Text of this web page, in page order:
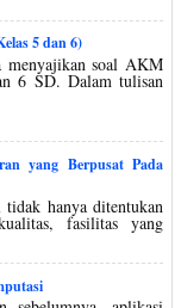
5 dan 6)
menyajikan soal AKM
6 SD. Dalam tulisan
yang Berpusat Pada
hanya ditentukan
fasilitas yang